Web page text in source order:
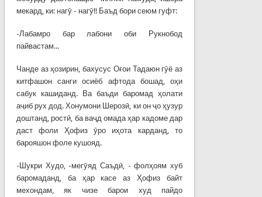
мекард, ки: нагӯ - нагӯ!! Баъд бори сеюм гуфт:
-Лабамро бар лабони оби Рукнобод
пайвастам...
Чанде аз ҳозирин, бахусус Оғои Тадаюн гӯё аз
китфашон санги осиёб афтода бошад, оҳи
сабук кашиданд. Ва баъди баромад ҳолати
аҷиб рух дод. Хонумони Шерозӣ, ки он ҷо ҳузур
доштанд, ростӣ, ба ваҷд омада ҳар кадоме дар
даст фоли Ҳофиз ӯро иҳота карданд, то
барояшон фоле кушояд.
-Шукри Худо, -мегӯяд Саъдӣ, - фолҳоям хуб
баромаданд, ба ҳар касе аз Ҳофиз байт
мехондам, як чизе барои худ пайдо